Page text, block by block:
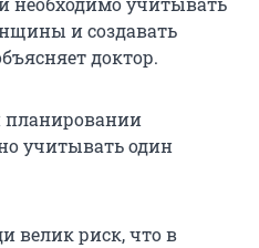
и создавать
доктор.
планировании
учитывать один
велик риск, что в